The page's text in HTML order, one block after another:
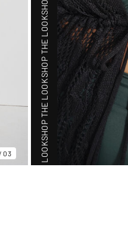
03
SHOP THE LOOK
SHOP THE LOOK
SHOP THE LOOK